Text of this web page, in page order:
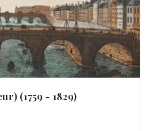
(1759 - 1829)